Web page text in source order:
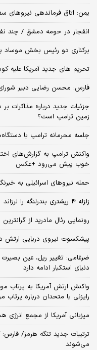
یمن: اتاق فرماندهی
انفجار در حومه دمشق / چند
برکناری دو رئیس بخش موساد
تحریم های جدید آمریکا علیه
فارس: محسن رضایی دبیر
جزئیات جدید درباره مذاکرات
زمین ترامپ است؟
جلسه محرمانه ترامپ با
واکنش ترامپ به گزارش‌های
خوب پیش می‌رود +عکس
حمله نیروهای اسرائیلی به
زلزله ۴ ریشتری بندرلنگه را لرزاند
رونمایی رئال مادرید از
پیشکسوت نیروی دریایی ارتش
ضرغامی: تغییر ریل، عین
دنیای استکبار ادامه دارد
واکنش ارتش آمریکا به پرتاب
رایزنی با متحدان درباره
میزبانی آمریکا از مجمع انرژی
ترتیبات جدید تنگه هرمز/
می‌شوند